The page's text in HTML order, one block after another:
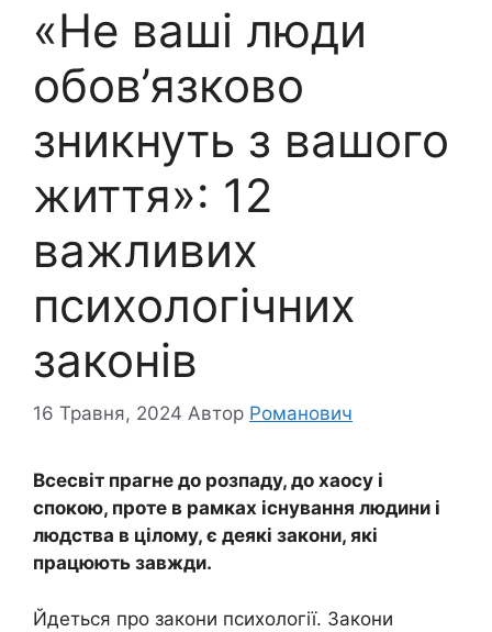
«Не ваші люди
обов’язково
зникнуть з вашого
життя»: 12
важливих
психологічних
законів
16 Травня, 2024 Автор Романович
Всесвіт прагне до розпаду, до хаосу і
спокою, проте в рамках існування людини і
людства в цілому, є деякі закони, які
працюють завжди.
Йдеться про закони психології. Закони